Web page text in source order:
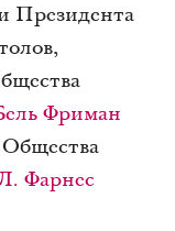
Президента
Фриман
Фарнес